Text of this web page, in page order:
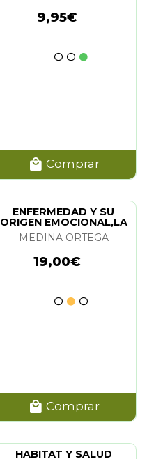
9,95€
Comprar
ENFERMEDAD Y SU
ORIGEN EMOCIONAL,LA
MEDINA ORTEGA
19,00€
Comprar
HABITAT Y SALUD